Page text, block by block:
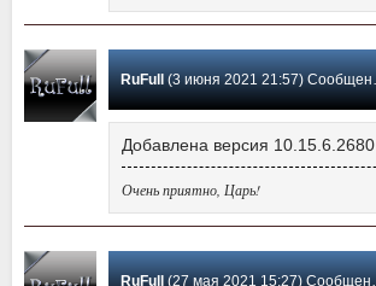
RuFull (3 июня 2021 21:57) Сообщение #245
Добавлена версия 10.15.6.2680
Очень приятно, Царь!
RuFull (27 мая 2021 15:27) Сообщение #244